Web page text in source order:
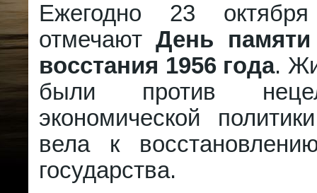
Ежегодно 23
отмечаютДень памяти
восстания 1956 года.
были против
экономической
вела к
государства.